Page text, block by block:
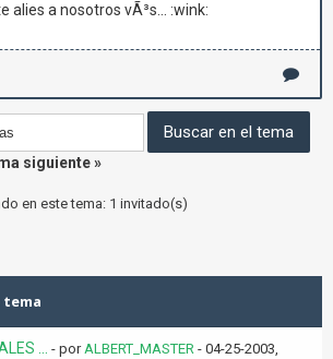
alies a nosotros vÃ³s... :wink:
siguiente»
en este tema: 1 invitado(s)
tema
... - porALBERT_MASTER - 04-25-2003,